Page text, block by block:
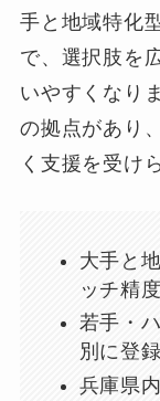
手と地域特化
で、選択肢を
いやすくなり
の拠点があり
く支援を受け
大手と
ッチ精
若手・
別に登
兵庫県